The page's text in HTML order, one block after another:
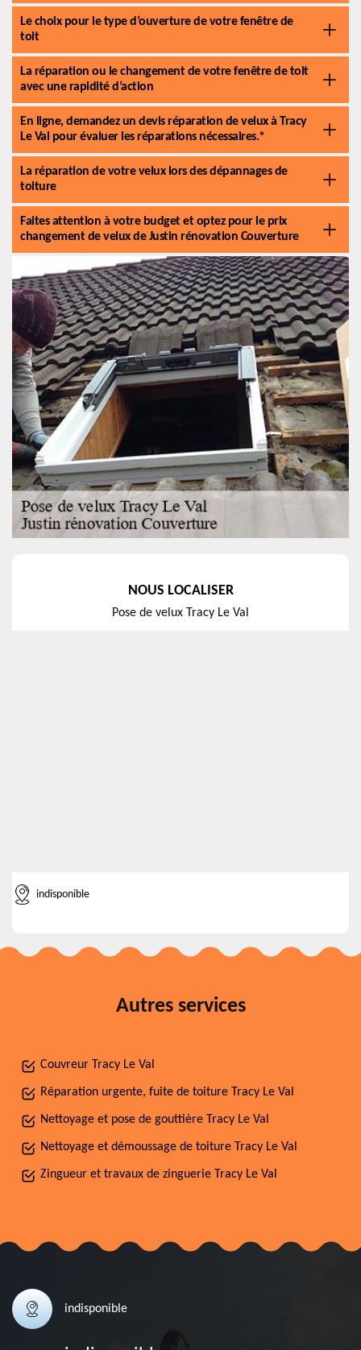
Le choix pour le type d’ouverture de votre fenêtre de
toit
La réparation ou le changement de votre fenêtre de toit
avec une rapidité d’action
En ligne, demandez un devis réparation de velux à Tracy
Le Val pour évaluer les réparations nécessaires.*
La réparation de votre velux lors des dépannages de
toiture
Faites attention à votre budget et optez pour le prix
changement de velux de Justin rénovation Couverture
NOUS LOCALISER
Pose de velux Tracy Le Val
indisponible
Autres services
Couvreur Tracy Le Val
Réparation urgente, fuite de toiture Tracy Le Val
Nettoyage et pose de gouttière Tracy Le Val
Nettoyage et démoussage de toiture Tracy Le Val
Zingueur et travaux de zinguerie Tracy Le Val
indisponible